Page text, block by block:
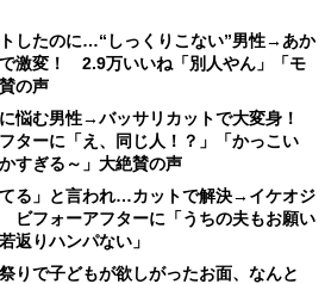
したのに…“しっくりこない”男性→あか
激変！ 2.9万いいね「別人やん」「モ
の声
悩む男性→バッサリカットで大変身！
ターに「え、同じ人！？」「かっこい
すぎる～」大絶賛の声
る」と言われ…カットで解決→イケオジ
ビフォーアフターに「うちの夫もお願い
返りハンパない」
祭りで子どもが欲しがったお面、なんと